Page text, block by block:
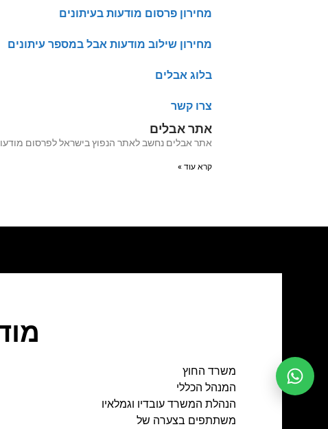
מחירון פרסום מודעות בעיתונים
מחירון שילוב מודעות אבל במספר עיתונים
בלוג אבלים
צרו קשר
אתר אבלים
אתר אבלים נחשב לאתר הנפוץ בישראל לפרסום מודעות אבל מעל 20 שנה האתר עבר לאחרונה
קרא עוד »
משרד החוץ
המנהל הכללי
הנהלת המשרד עובדיו וגמלאיו
משתתפים בצערה של